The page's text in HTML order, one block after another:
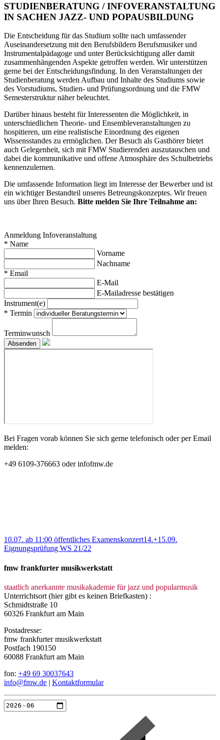
STUDIENBERATUNG / INFOVERANSTALTUNG
IN SACHEN JAZZ- UND POPAUSBILDUNG
Die Entscheidung für das Studium sollte nach umfassender
Auseinandersetzung mit den Berufsbildern Berufsmusiker und
Instrumentalpädagoge und unter Berücksichtigung aller damit
zusammenhängenden Aspekte getroffen werden. Wir unterstützen
gerne bei der Entscheidungsfindung. In den Veranstaltungen der
Studienberatung werden Aufbau und Inhalte des Studiums sowie
des Vorstudiums, Studien- und Prüfungsordnung und die FMW
Semesterstruktur näher beleuchtet.
Darüber hinaus besteht für Interessenten die Möglichkeit, in
unterschiedlichen Theorie- und Ensembleveranstaltungen zu
hospitieren, um eine realistische Einordnung des eigenen
Wissensstandes zu ermöglichen. Der Besuch als Gasthörer bietet
auch Gelegenheit, sich mit FMW Studierenden auszutauschen und
dabei die kommunikative und offene Atmosphäre des Schulbetriebs
kennenzulernen.
Die umfassende Information liegt im Interesse der Bewerber und ist
ein wichtiger Bestandteil unseres Betreungskonzeptes. Wir freuen
uns über Ihren Besuch. Bitte melden Sie Ihre Teilnahme an:
Anmeldung Infoveranstaltung
* Name
Vorname
Nachname
* Email
E-Mail
E-Mailadresse bestätigen
Instrument(e)
* Termin
Terminwunsch
Bei Fragen vorab können Sie sich gerne telefonisch oder per Email
melden:
+49 6109-376663 oder infofmw.de
10.07. ab 11:00 öffentliches Examenskonzert14.+15.09.
Eignungsprüfung WS 21/22
fmw frankfurter musikwerkstatt
staatlich anerkannte musikakademie für jazz und popularmusik
Unterrichtsort (hier gibt es keinen Briefkasten) :
Schmidtstraße 10
60326 Frankfurt am Main
Postadresse:
fmw frankfurter musikwerkstatt
Postfach 190150
60088 Frankfurt am Main
fon: +49 69 30037643
info@fmw.de | Kontaktformular